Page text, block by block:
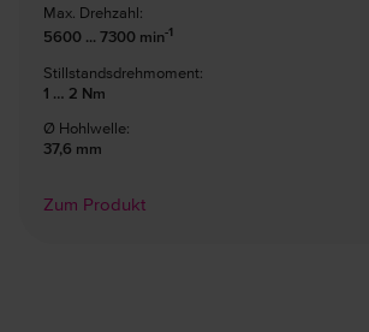
Max. Drehzahl:
5600 ... 7300 min-1
Stillstandsdrehmoment:
1 … 2 Nm
Ø Hohlwelle:
37,6 mm
Zum Produkt